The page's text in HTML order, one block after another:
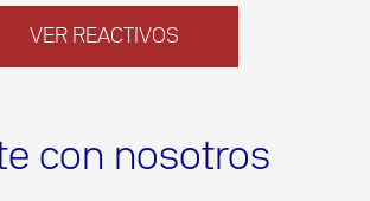
VER REACTIVOS
con nosotros